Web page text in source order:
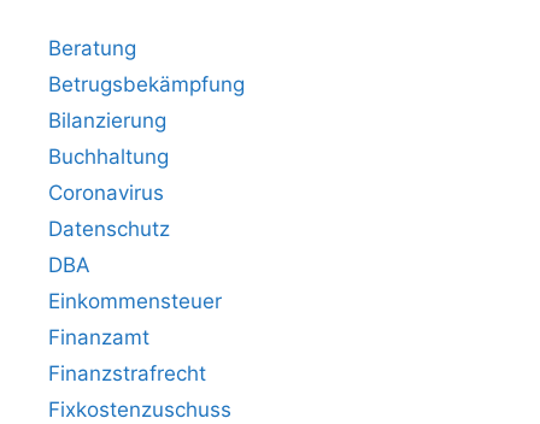
Beratung
Betrugsbekämpfung
Bilanzierung
Buchhaltung
Coronavirus
Datenschutz
DBA
Einkommensteuer
Finanzamt
Finanzstrafrecht
Fixkostenzuschuss